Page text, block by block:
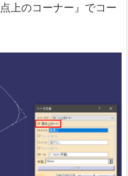
上のコーナー』でコー